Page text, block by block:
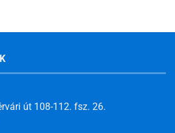
út 108-112. fsz. 26.